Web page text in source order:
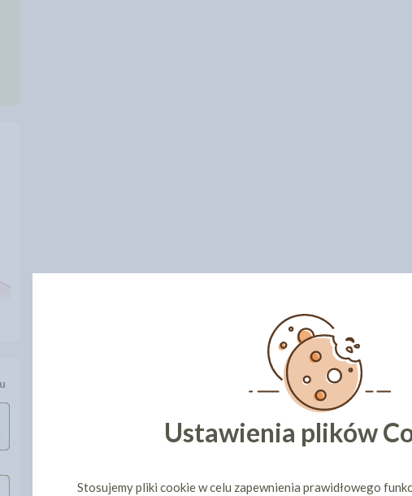
Ustawienia plików
Stosujemy pliki cookie w celu zapewnienia prawidłowego